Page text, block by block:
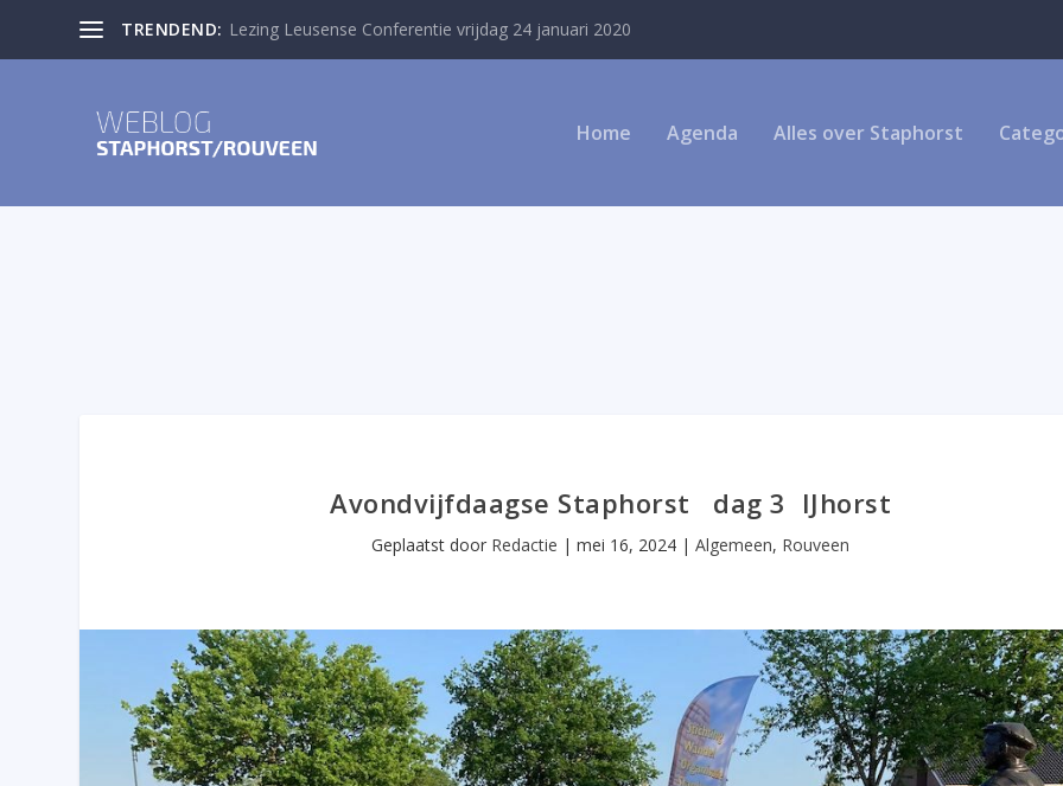
TRENDEND: Lezing Leusense Conferentie vrijdag 24 januari 2020
Home Agenda Alles over Staphorst
Avondvijfdaagse Staphorst dag 3 IJhorst
Geplaatst door Redactie |mei 16, 2024 |Algemeen, Rouveen